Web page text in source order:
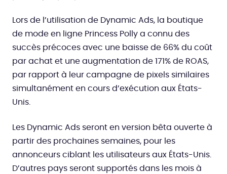
Lors de l’utilisation de Dynamic Ads, la boutique
de mode en ligne Princess Polly a connu des
succès précoces avec une baisse de 66% du coût
par achat et une augmentation de 171% de ROAS,
par rapport à leur campagne de pixels similaires
simultanément en cours d’exécution aux États-
Unis.
Les Dynamic Ads seront en version bêta ouverte à
partir des prochaines semaines, pour les
annonceurs ciblant les utilisateurs aux États-Unis.
D’autres pays seront supportés dans les mois à